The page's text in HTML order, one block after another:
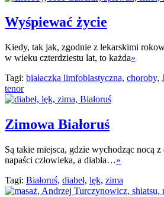
Wyśpiewać życie
Kiedy, tak jak, zgodnie z lekarskimi
w wieku czterdziestu lat, to każda»
Tagi: białaczka limfoblastyczna, choroby,
tenor
Zimowa Białoruś
Są takie miejsca, gdzie wychodząc nocą
napaści człowieka, a diabła…»
Tagi: Białoruś, diabeł, lęk, zima